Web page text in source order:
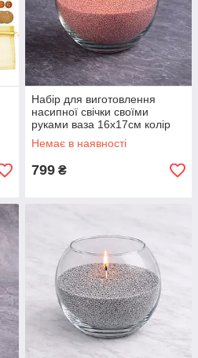
Набір для виготовлення
насипної свічки своїми
руками ваза 16х17см колір
Тепла мідь
Немає в наявності
799 ₴